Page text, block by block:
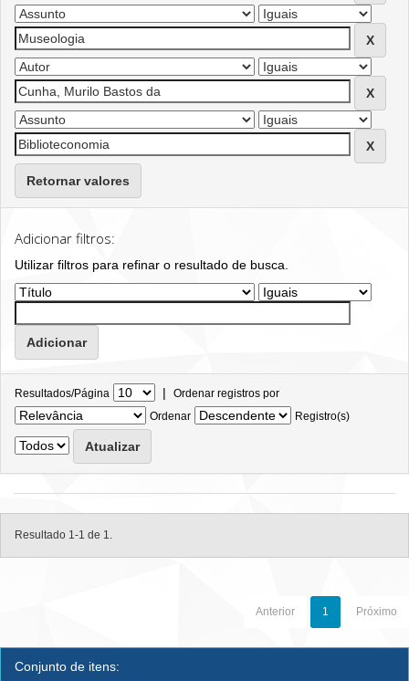
Retornar valores
Adicionar filtros:
Utilizar filtros para refinar o resultado de busca.
Resultados/Página | Ordenar registros por
Ordenar
Registro(s)
Resultado 1-1 de 1.
Anterior 1 Próximo
Conjunto de itens: